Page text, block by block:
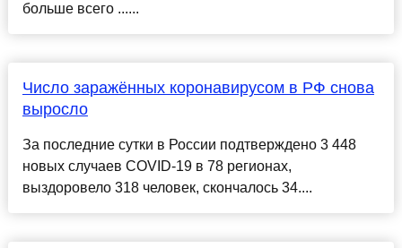
больше всего ......
Число заражённых коронавирусом в РФ снова
выросло
За последние сутки в России подтверждено 3 448
новых случаев COVID-19 в 78 регионах,
выздоровело 318 человек, скончалось 34....